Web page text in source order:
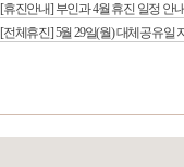
[휴진안내] 부인과 4월 휴진 일정 안
[전체휴진] 5월 29일(월) 대체공유일